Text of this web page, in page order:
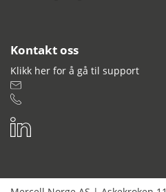
Kontakt oss
Klikk her for å gå til support